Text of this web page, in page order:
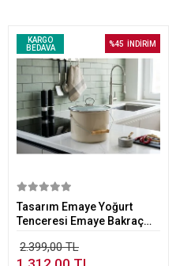
KARGO
BEDAVA
%45 İNDİRİM
Sepete Ekle
Tasarım Emaye Yoğurt
Tenceresi Emaye Bakraç
2.399,00 TL